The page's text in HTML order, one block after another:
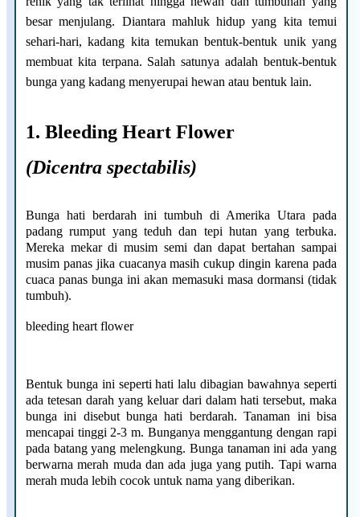
besar menjulang. Diantara mahluk hidup yang kita temui
sehari-hari, kadang kita temukan bentuk-bentuk unik yang
membuat kita terpana. Salah satunya adalah bentuk-bentuk
bunga yang kadang menyerupai hewan atau bentuk lain.
1. Bleeding Heart Flower
(Dicentra spectabilis)
Bunga hati berdarah ini tumbuh di Amerika Utara pada
padang rumput yang teduh dan tepi hutan yang terbuka.
Mereka mekar di musim semi dan dapat bertahan sampai
musim panas jika cuacanya masih cukup dingin karena pada
cuaca panas bunga ini akan memasuki masa dormansi (tidak
tumbuh).
bleeding heart flower
Bentuk bunga ini seperti hati lalu dibagian bawahnya seperti
ada tetesan darah yang keluar dari dalam hati tersebut, maka
bunga ini disebut bunga hati berdarah. Tanaman ini bisa
mencapai tinggi 2-3 m. Bunganya menggantung dengan rapi
pada batang yang melengkung. Bunga tanaman ini ada yang
berwarna merah muda dan ada juga yang putih. Tapi warna
merah muda lebih cocok untuk nama yang diberikan.